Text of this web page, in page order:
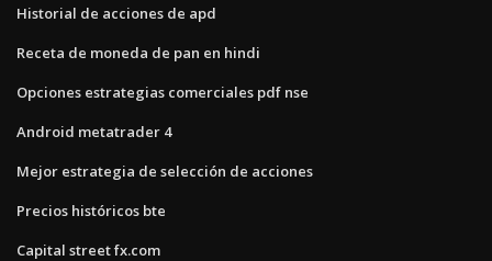
Historial de acciones de apd
Receta de moneda de pan en hindi
Opciones estrategias comerciales pdf nse
Android metatrader 4
Mejor estrategia de selección de acciones
Precios históricos bte
Capital street fx.com